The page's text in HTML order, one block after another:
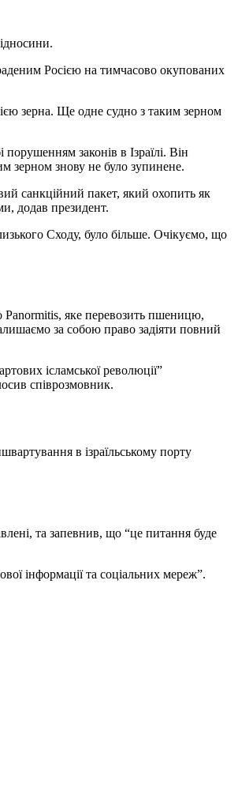
Росією на тимчасово окупованих
зерна. Ще одне судно з таким зерном
законів в Ізраїлі. Він
зерном знову не було зупинене.
санкційний пакет, який охопить як
додав президент.
Сходу, було більше. Очікуємо, що
Panormitis, яке перевозить пшеницю,
за собою право задіяти повний
ісламської революції”
співрозмовник.
в ізраїльському порту
та запевнив, що “це питання буде
інформації та соціальних мереж”.